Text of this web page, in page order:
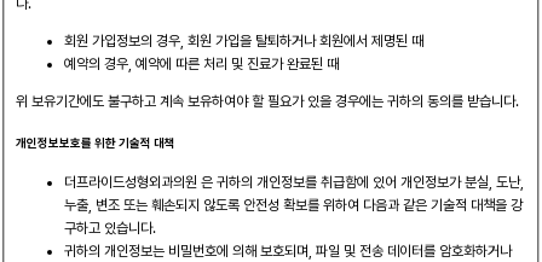
다.
회원 가입정보의 경우, 회원 가입을 탈퇴하거나 회원에서 제명된 때
예약의 경우, 예약에 따른 처리 및 진료가 완료된 때
위 보유기간에도 불구하고 계속 보유하여야 할 필요가 있을 경우에는 귀하의 동의를 받습니다.
개인정보보호를 위한 기술적 대책
더프라이드성형외과의원 은 귀하의 개인정보를 취급함에 있어 개인정보가 분실, 도난,
누출, 변조 또는 훼손되지 않도록 안전성 확보를 위하여 다음과 같은 기술적 대책을 강
구하고 있습니다.
귀하의 개인정보는 비밀번호에 의해 보호되며, 파일 및 전송 데이터를 암호화하거나